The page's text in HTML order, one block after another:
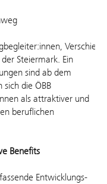
Steiermark. Ein
sind ab dem
die ÖBB
als attraktiver und
beruflichen
Benefits
Entwicklungs-